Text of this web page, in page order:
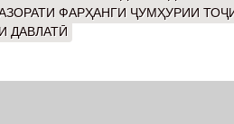
ФАРҲАНГИ ҶУМҲУРИИ
ДАВЛАТӢ